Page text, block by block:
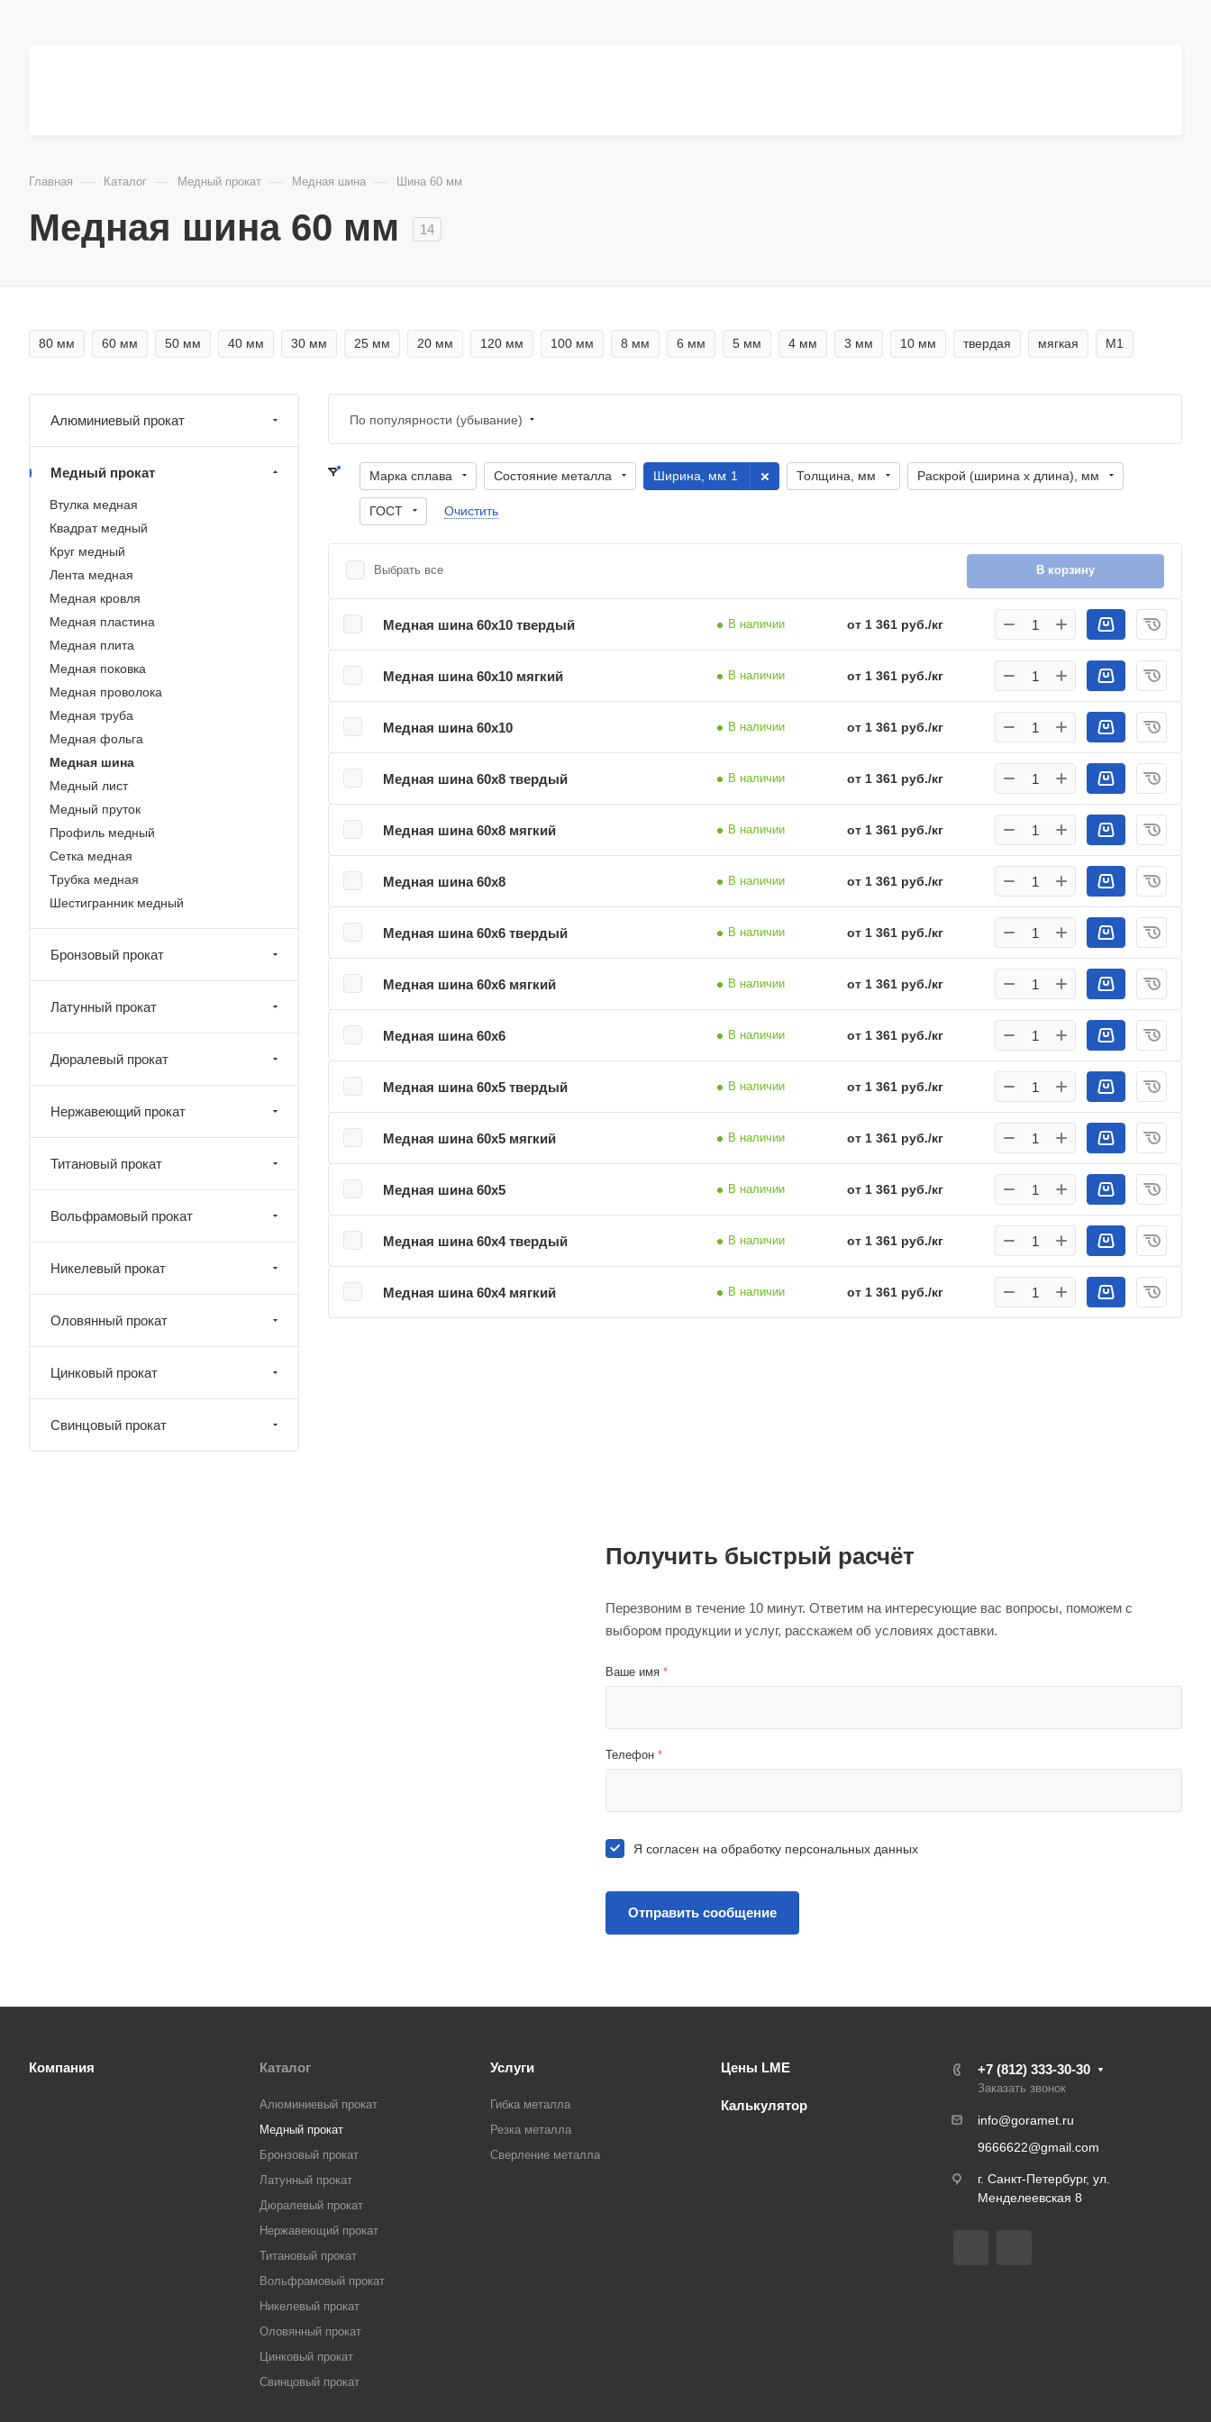
Главная — Каталог — Медный прокат — Медная шина — Шина 60 мм
Медная шина 60 мм 14
80 мм 60 мм 50 мм 40 мм 30 мм 25 мм 20 мм 120 мм 100 мм 8 мм 6 мм 5 мм 4 мм 3 мм 10 мм твердая мягкая М1
По популярности (убывание)
Марка сплава Состояние металла Ширина, мм: 1 Толщина, мм Раскрой (ширина х длина), мм
ГОСТ Очистить
Выбрать все В корзину
Медная шина 60х10 твердый В наличии от 1 361 руб./кг
Медная шина 60х10 мягкий В наличии от 1 361 руб./кг
Медная шина 60х10 В наличии от 1 361 руб./кг
Медная шина 60х8 твердый В наличии от 1 361 руб./кг
Медная шина 60х8 мягкий В наличии от 1 361 руб./кг
Медная шина 60х8 В наличии от 1 361 руб./кг
Медная шина 60х6 твердый В наличии от 1 361 руб./кг
Медная шина 60х6 мягкий В наличии от 1 361 руб./кг
Медная шина 60х6 В наличии от 1 361 руб./кг
Медная шина 60х5 твердый В наличии от 1 361 руб./кг
Медная шина 60х5 мягкий В наличии от 1 361 руб./кг
Медная шина 60х5 В наличии от 1 361 руб./кг
Медная шина 60х4 твердый В наличии от 1 361 руб./кг
Медная шина 60х4 мягкий В наличии от 1 361 руб./кг
Алюминиевый прокат
Медный прокат
Втулка медная
Квадрат медный
Круг медный
Лента медная
Медная кровля
Медная пластина
Медная плита
Медная поковка
Медная проволока
Медная труба
Медная фольга
Медная шина
Медный лист
Медный пруток
Профиль медный
Сетка медная
Трубка медная
Шестигранник медный
Бронзовый прокат
Латунный прокат
Дюралевый прокат
Нержавеющий прокат
Титановый прокат
Вольфрамовый прокат
Никелевый прокат
Оловянный прокат
Цинковый прокат
Свинцовый прокат
Получить быстрый расчёт
Перезвоним в течение 10 минут. Ответим на интересующие вас вопросы, поможем с
выбором продукции и услуг, расскажем об условиях доставки.
Ваше имя *
Телефон *
Я согласен на обработку персональных данных
Компания Каталог
Алюминиевый прокат
Медный прокат
Бронзовый прокат
Латунный прокат
Дюралевый прокат
Нержавеющий прокат
Титановый прокат
Вольфрамовый прокат
Никелевый прокат
Оловянный прокат
Цинковый прокат
Свинцовый прокат
Услуги
Гибка металла
Резка металла
Сверление металла
Цены LME
Калькулятор
+7 (812) 333-30-30
Заказать звонок
info@goramet.ru
9666622@gmail.com
г. Санкт-Петербург, ул.
Менделеевская 8